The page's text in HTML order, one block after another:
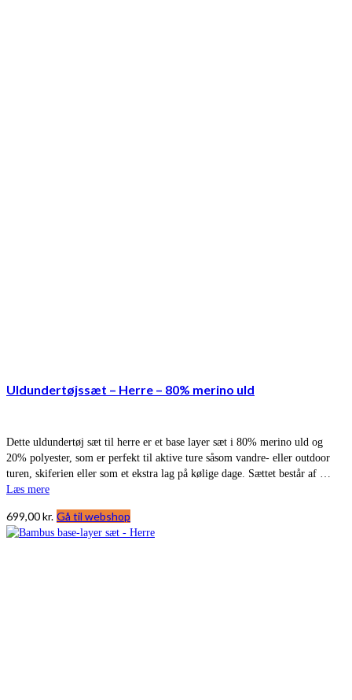
Uldundertøjssæt – Herre – 80% merino uld
Dette uldundertøj sæt til herre er et base layer sæt i 80% merino uld og
20% polyester, som er perfekt til aktive ture såsom vandre- eller outdoor
turen, skiferien eller som et ekstra lag på kølige dage. Sættet består af …
Læs mere
699,00kr. Gå til webshop